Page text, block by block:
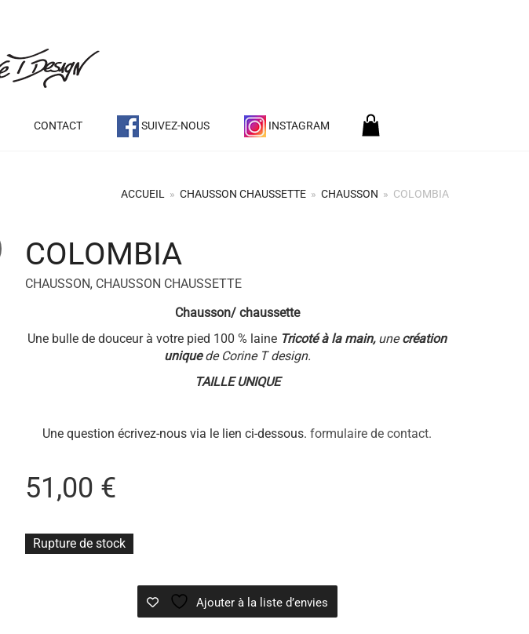
CONTACT SUIVEZ-NOUS INSTAGRAM
ACCUEIL » CHAUSSON CHAUSSETTE » CHAUSSON » COLOMBIA
COLOMBIA
CHAUSSON, CHAUSSON CHAUSSETTE
Chausson/ chaussette
Une bulle de douceur à votre pied 100 % laine Tricoté à la main,unecréation
uniquede Corine T design.
TAILLE UNIQUE
Une question écrivez-nous via le lien ci-dessous. formulaire de contact.
51,00 €
Rupture de stock
Ajouter à la liste d’envies